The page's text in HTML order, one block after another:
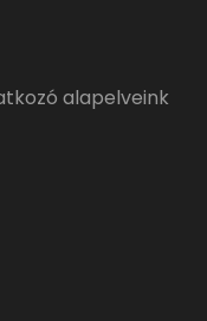
alapelveink